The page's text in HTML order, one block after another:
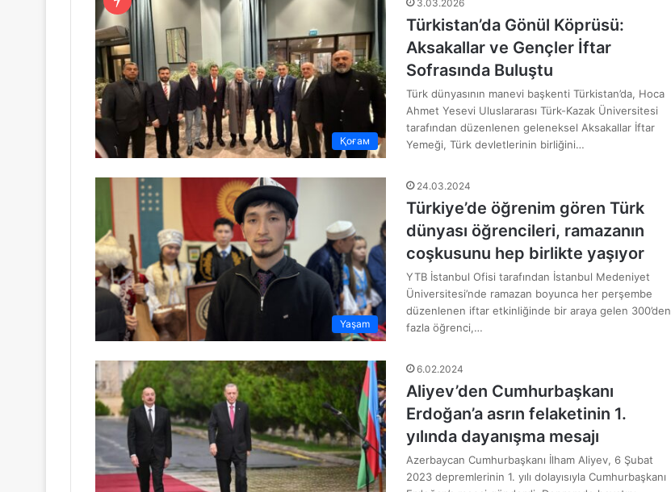
Қоғам
3.03.2026
Türkistan’da Gönül Köprüsü:
Aksakallar ve Gençler İftar
Sofrasında Buluştu
Türk dünyasının manevi başkenti Türkistan’da, Hoca
Ahmet Yesevi Uluslararası Türk-Kazak Üniversitesi
tarafından düzenlenen geleneksel Aksakallar İftar
Yemeği, Türk devletlerinin birliğini…
Yaşam
24.03.2024
Türkiye’de öğrenim gören Türk
dünyası öğrencileri, ramazanın
coşkusunu hep birlikte yaşıyor
YTB İstanbul Ofisi tarafından İstanbul Medeniyet
Üniversitesi’nde ramazan boyunca her perşembe
düzenlenen iftar etkinliğinde bir araya gelen 300’den
fazla öğrenci,…
6.02.2024
Aliyev’den Cumhurbaşkanı
Erdoğan’a asrın felaketinin 1.
yılında dayanışma mesajı
Azerbaycan Cumhurbaşkanı İlham Aliyev, 6 Şubat
2023 depremlerinin 1. yılı dolayısıyla Cumhurbaşkanı